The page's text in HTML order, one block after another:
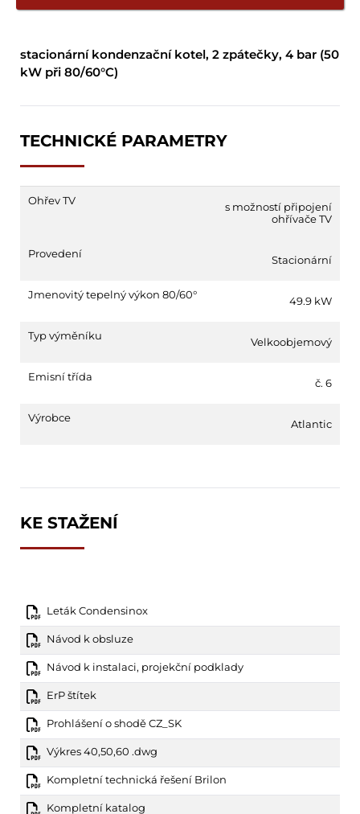
stacionární kondenzační kotel, 2 zpátečky, 4 bar (50
kW při 80/60°C)
TECHNICKÉ PARAMETRY
Ohřev TV
s možností připojení
ohřívače TV
Provedení Stacionární
Jmenovitý tepelný výkon 80/60° 49.9 kW
Typ výměníku Velkoobjemový
Emisní třída č. 6
Výrobce Atlantic
KE STAŽENÍ
Leták Condensinox
Návod k obsluze
Návod k instalaci, projekční podklady
ErP štítek
Prohlášení o shodě CZ_SK
Výkres 40,50,60 .dwg
Kompletní technická řešení Brilon
Kompletní katalog